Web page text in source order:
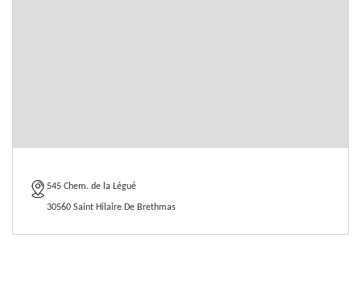
545 Chem. de la Légué
30560 Saint Hilaire De Brethmas